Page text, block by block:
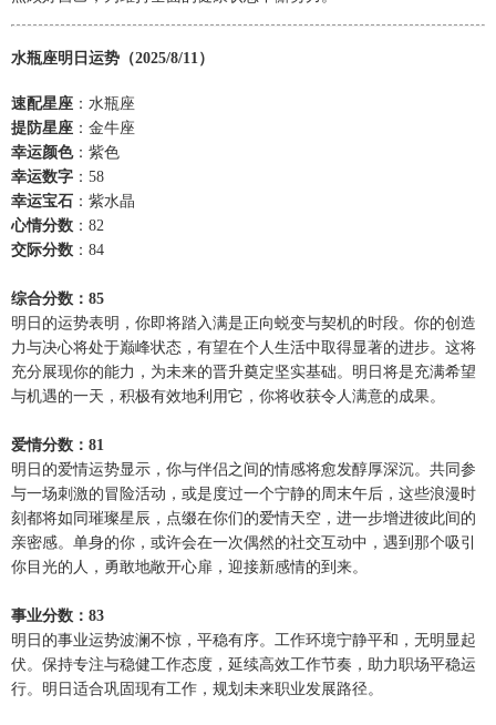
水瓶座明日运势（2025/8/11）
速配星座 ：水瓶座
提防星座 ：金牛座
幸运颜色：紫色
幸运数字 ：58
幸运宝石 ：紫水晶
心情分数 ：82
交际分数 ：84
综合分数：85
明日的运势表明，你即将踏入满是正向蜕变与契机的时段。你的创造
力与决心将处于巅峰状态，有望在个人生活中取得显著的进步。这将
充分展现你的能力，为未来的晋升奠定坚实基础。明日将是充满希望
与机遇的一天，积极有效地利用它，你将收获令人满意的成果。
爱情分数：81
明日的爱情运势显示，你与伴侣之间的情感将愈发醇厚深沉。共同参
与一场刺激的冒险活动，或是度过一个宁静的周末午后，这些浪漫时
刻都将如同璀璨星辰，点缀在你们的爱情天空，进一步增进彼此间的
亲密感。单身的你，或许会在一次偶然的社交互动中，遇到那个吸引
你目光的人，勇敢地敞开心扉，迎接新感情的到来。
事业分数：83
明日的事业运势波澜不惊，平稳有序。工作环境宁静平和，无明显起
伏。保持专注与稳健工作态度，延续高效工作节奏，助力职场平稳运
行。明日适合巩固现有工作，规划未来职业发展路径。